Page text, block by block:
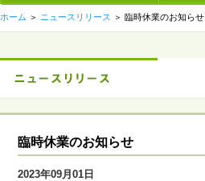
ホーム ＞ ニュースリリース ＞ 臨時休業のお知らせ
臨時休業のお知らせ
2023年09月01日